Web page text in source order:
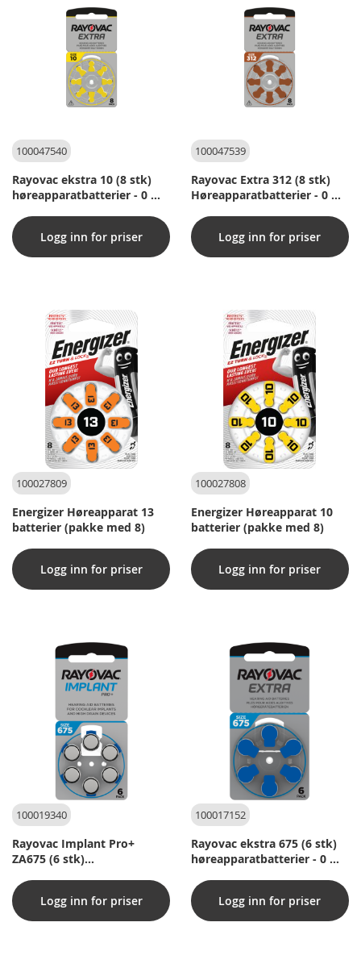
100047540
Rayovac ekstra 10 (8 stk)
høreapparatbatterier - 0 %
Logg inn for priser
100047539
Rayovac Extra 312 (8 stk)
Høreapparatbatterier - 0 %
Logg inn for priser
100027809
Energizer Høreapparat 13
batterier (pakke med 8)
Logg inn for priser
100027808
Energizer Høreapparat 10
batterier (pakke med 8)
Logg inn for priser
100019340
Rayovac Implant Pro+
ZA675 (6 stk)
Logg inn for priser
100017152
Rayovac ekstra 675 (6 stk)
høreapparatbatterier - 0 %
Logg inn for priser